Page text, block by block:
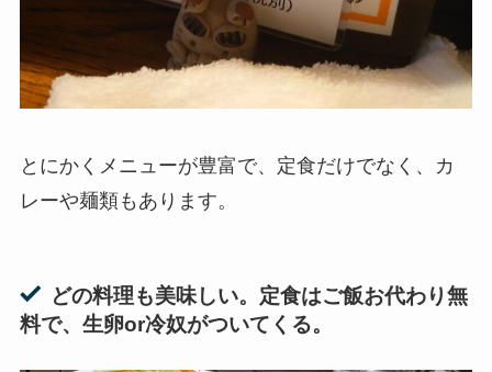
とにかくメニューが豊富で、定食だけでなく、カ
レーや麺類もあります。
どの料理も美味しい。定食はご飯お代わり無
料で、生卵or冷奴がついてくる。